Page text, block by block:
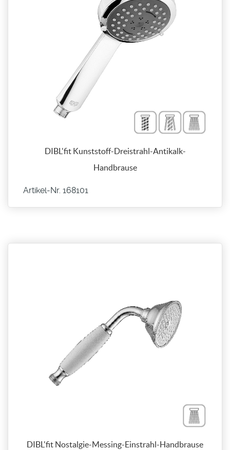
DIBL'fit Kunststoff-Dreistrahl-Antikalk-
Handbrause
Artikel-Nr. 168101
DIBL'fit Nostalgie-Messing-Einstrahl-Handbrause